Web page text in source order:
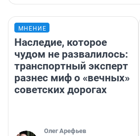
МНЕНИЕ
Наследие, которое
чудом не развалилось:
транспортный эксперт
разнес миф о «вечных»
советских дорогах
Олег Арефьев